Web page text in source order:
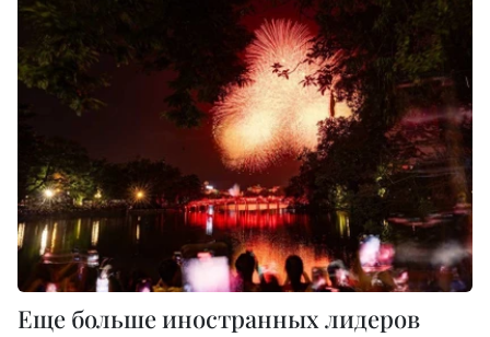
Еще больше иностранных лидеров